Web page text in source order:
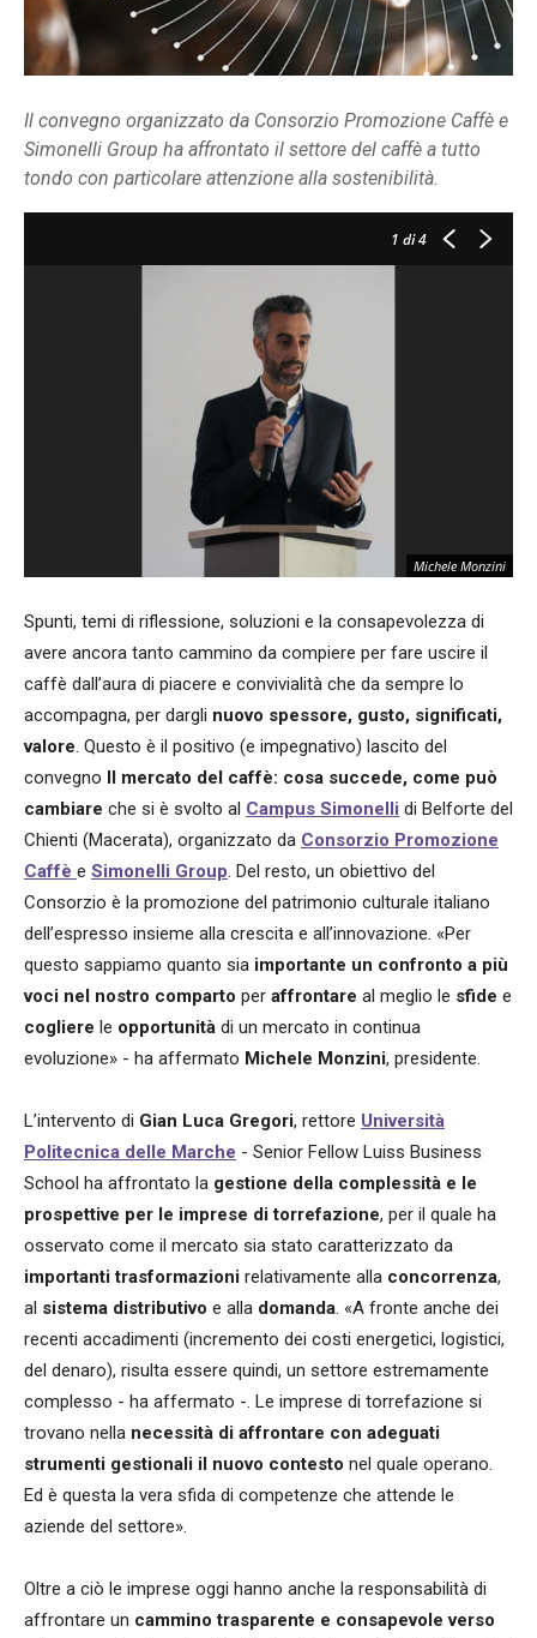
Il convegno organizzato da Consorzio Promozione Caffè e
Simonelli Group ha affrontato il settore del caffè a tutto
tondo con particolare attenzione alla sostenibilità.
1 di 4
Michele Monzini
Spunti, temi di riflessione, soluzioni e la consapevolezza di
avere ancora tanto cammino da compiere per fare uscire il
caffè dall’aura di piacere e convivialità che da sempre lo
accompagna, per dargli nuovo spessore, gusto, significati,
valore. Questo è il positivo (e impegnativo) lascito del
convegno Il mercato del caffè: cosa succede, come può
cambiare che si è svolto al Campus Simonelli di Belforte del
Chienti (Macerata), organizzato da Consorzio Promozione
Caffè e Simonelli Group. Del resto, un obiettivo del
Consorzio è la promozione del patrimonio culturale italiano
dell’espresso insieme alla crescita e all’innovazione. «Per
questo sappiamo quanto sia importante un confronto a più
voci nel nostro comparto per affrontare al meglio le sfide e
cogliere le opportunità di un mercato in continua
evoluzione» - ha affermato Michele Monzini, presidente.
L’intervento di Gian Luca Gregori, rettore Università
Politecnica delle Marche - Senior Fellow Luiss Business
School ha affrontato la gestione della complessità e le
prospettive per le imprese di torrefazione, per il quale ha
osservato come il mercato sia stato caratterizzato da
importanti trasformazioni relativamente alla concorrenza,
al sistema distributivo e alla domanda. «A fronte anche dei
recenti accadimenti (incremento dei costi energetici, logistici,
del denaro), risulta essere quindi, un settore estremamente
complesso - ha affermato -. Le imprese di torrefazione si
trovano nella necessità di affrontare con adeguati
strumenti gestionali il nuovo contesto nel quale operano.
Ed è questa la vera sfida di competenze che attende le
aziende del settore».
Oltre a ciò le imprese oggi hanno anche la responsabilità di
affrontare un cammino trasparente e consapevole verso